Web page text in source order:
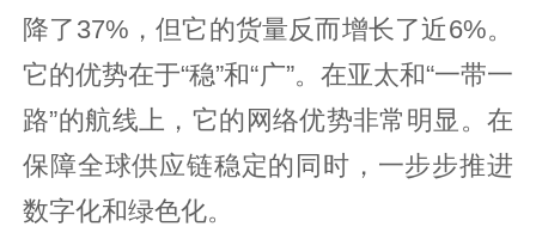
降了37%，但它的货量反而增长了近6%。
它的优势在于“稳”和“广”。在亚太和“一带一
路”的航线上，它的网络优势非常明显。在
保障全球供应链稳定的同时，一步步推进
数字化和绿色化。